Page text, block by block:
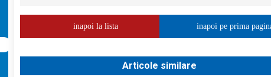
inapoi la lista inapoi pe prima
Articole similare